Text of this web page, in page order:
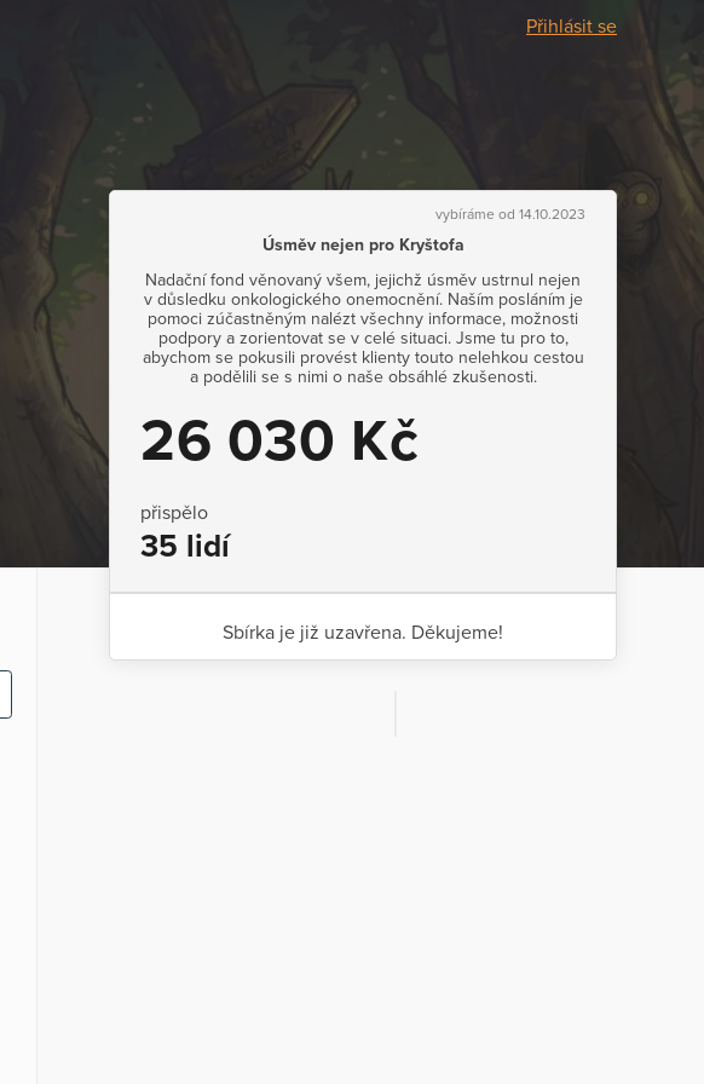
Přihlásit se
vybíráme od 14.10.2023
Úsměv nejen pro Kryštofa
Nadační fond věnovaný všem, jejichž úsměv ustrnul nejen
v důsledku onkologického onemocnění. Naším posláním je
pomoci zúčastněným nalézt všechny informace, možnosti
podpory a zorientovat se v celé situaci. Jsme tu pro to,
abychom se pokusili provést klienty touto nelehkou cestou
a podělili se s nimi o naše obsáhlé zkušenosti.
26 030 Kč
přispělo
35 lidí
Sbírka je již uzavřena. Děkujeme!